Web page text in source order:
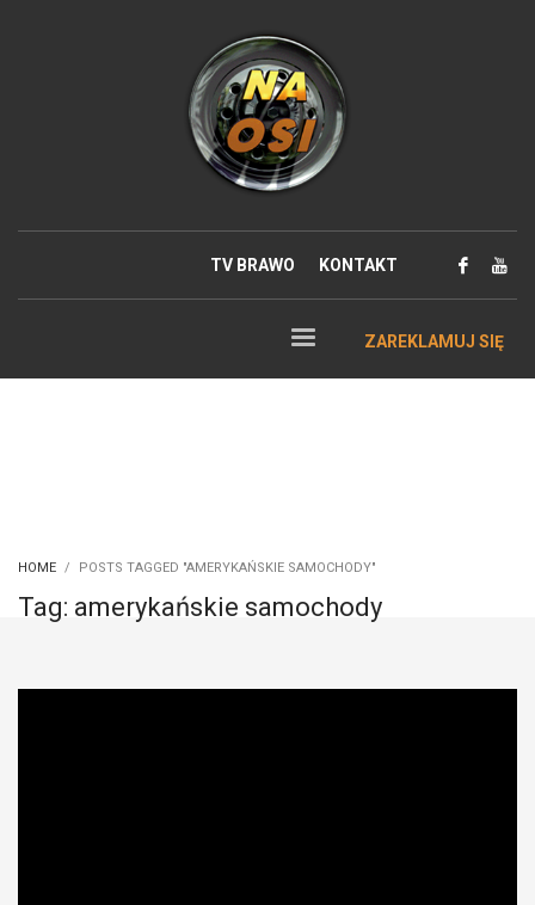
TV BRAWO KONTAKT
ZAREKLAMUJ SIĘ
HOME POSTS TAGGED "AMERYKAŃSKIE SAMOCHODY"
Tag: amerykańskie samochody